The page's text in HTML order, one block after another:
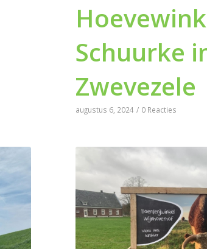
Schuurke
Zwevezele
augustus 6, 2024 / 0 Reacties